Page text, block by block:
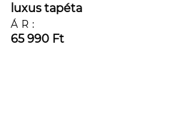
luxus tapéta
ÁR:
65 990 Ft